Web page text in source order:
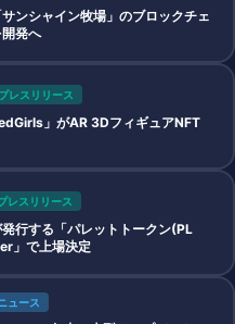
ンシャイン牧場」のブロックチェ
発へ
プレスリリース
」がAR 3DフィギュアNFT
レスリリース
行する「パレットトークン(PL
」で上場決定
ュース